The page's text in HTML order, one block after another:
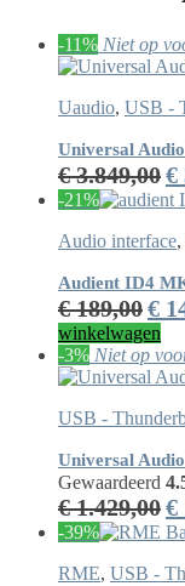
-11% Niet op
Uaudio, USB -
Universal
€3.849,00€
-21%
Audio interface,
Audient ID4
€189,00€
winkelwagen
-3% Niet op
USB -
Universal
Gewaardeerd
€1.429,00€
-39%
RME, USB -